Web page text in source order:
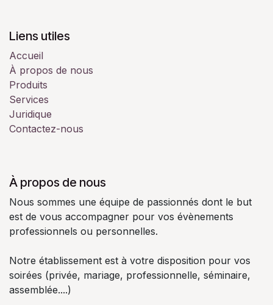
Liens utiles
Accueil
À propos de nous
Produits
Services
Juridique
Contactez-nous
À propos de nous
Nous sommes une équipe de passionnés dont le but
est de vous accompagner pour vos évènements
professionnels ou personnelles.
Notre établissement est à votre disposition pour vos
soirées (privée, mariage, professionnelle, séminaire,
assemblée....)